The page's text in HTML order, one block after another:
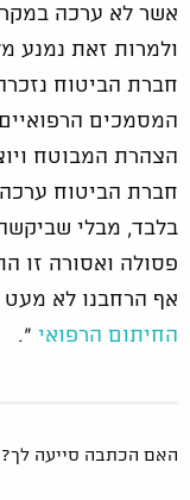
אשר לא ערכה
ולמרות זאת נמנע
חברת הביטוח
המסמכים
הצהרת המבוטח
חברת הביטוח
בלבד, מבלי
פסולה ואסורה זו
אף הרחבנו לא
החיתום הרפואי ".
האם הכתבה סייעה לך?